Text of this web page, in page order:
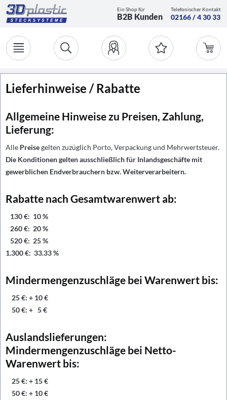
Ein Shop für
B2B Kunden
Telefonischer Kontakt
02166 / 4 30 33
Lieferhinweise / Rabatte
Allgemeine Hinweise zu Preisen, Zahlung,
Lieferung:
Alle Preisegelten zuzüglich Porto, Verpackung und Mehrwertsteuer.
Die Konditionen gelten ausschließlich für Inlandsgeschäfte mit
gewerblichen Endverbrauchern bzw. Weiterverarbeitern.
Rabatte nach Gesamtwarenwert ab:
130 €: 10 %
260 €: 20 %
520 €: 25 %
1.300 €: 33.33 %
Mindermengenzuschläge bei Warenwert bis:
25 €: + 10 €
50 €: + 5 €
Auslandslieferungen:
Mindermengenzuschläge bei Netto-
Warenwert bis:
25 €: + 15 €
50 €: + 10 €